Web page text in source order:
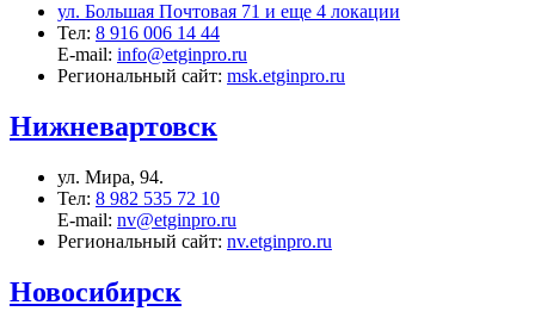
ул. Большая Почтовая 71 и еще 4 локации
Тел: 8 916 006 14 44
E-mail: info@etginpro.ru
Региональный сайт: msk.etginpro.ru
Нижневартовск
ул. Мира, 94.
Тел: 8 982 535 72 10
E-mail: nv@etginpro.ru
Региональный сайт: nv.etginpro.ru
Новосибирск